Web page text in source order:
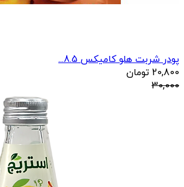
پودر شربت هلو کامیکس 8.5...
20,800 تومان
30,000